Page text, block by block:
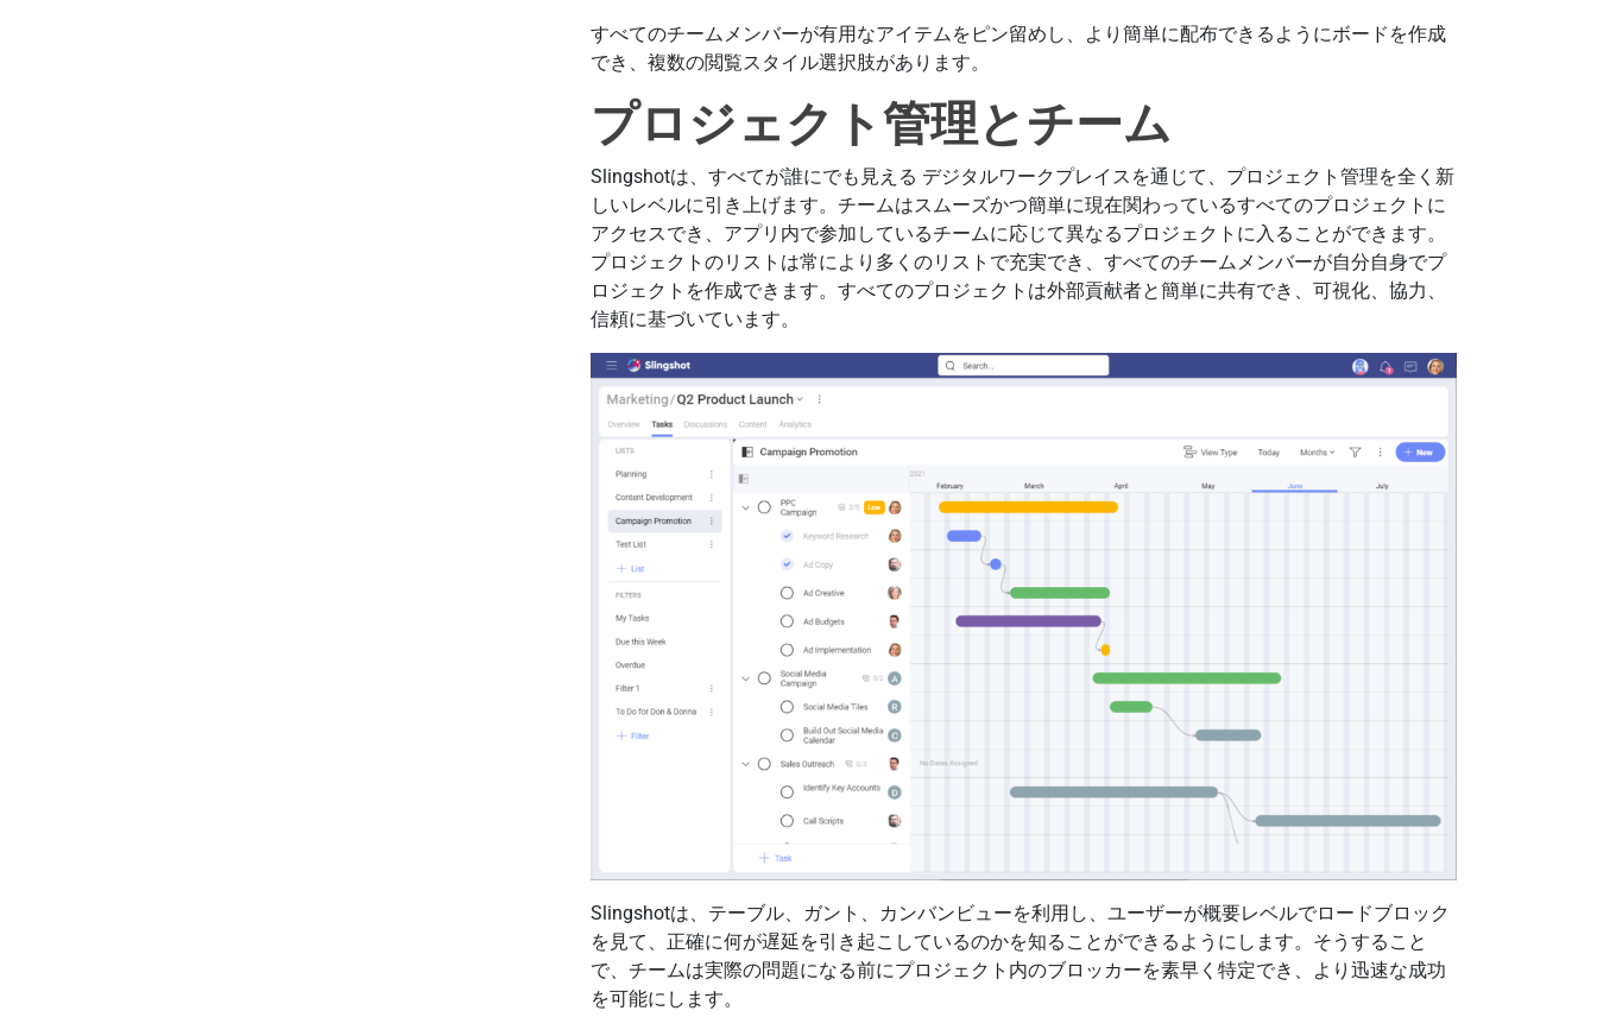
すべてのチームメンバーが有用なアイテムをピン留めし、より簡単に配布できるようにボードを作成
でき、複数の閲覧スタイル選択肢があります。
プロジェクト管理とチーム
Slingshotは、すべてが誰にでも見える デジタルワークプレイスを通じて、プロジェクト管理を全く新
しいレベルに引き上げます。チームはスムーズかつ簡単に現在関わっているすべてのプロジェクトに
アクセスでき、アプリ内で参加しているチームに応じて異なるプロジェクトに入ることができます。
プロジェクトのリストは常により多くのリストで充実でき、すべてのチームメンバーが自分自身でプ
ロジェクトを作成できます。すべてのプロジェクトは外部貢献者と簡単に共有でき、可視化、協力、
信頼に基づいています。
Slingshotは、テーブル、ガント、カンバンビューを利用し、ユーザーが概要レベルでロードブロック
を見て、正確に何が遅延を引き起こしているのかを知ることができるようにします。そうすること
で、チームは実際の問題になる前にプロジェクト内のブロッカーを素早く特定でき、より迅速な成功
を可能にします。